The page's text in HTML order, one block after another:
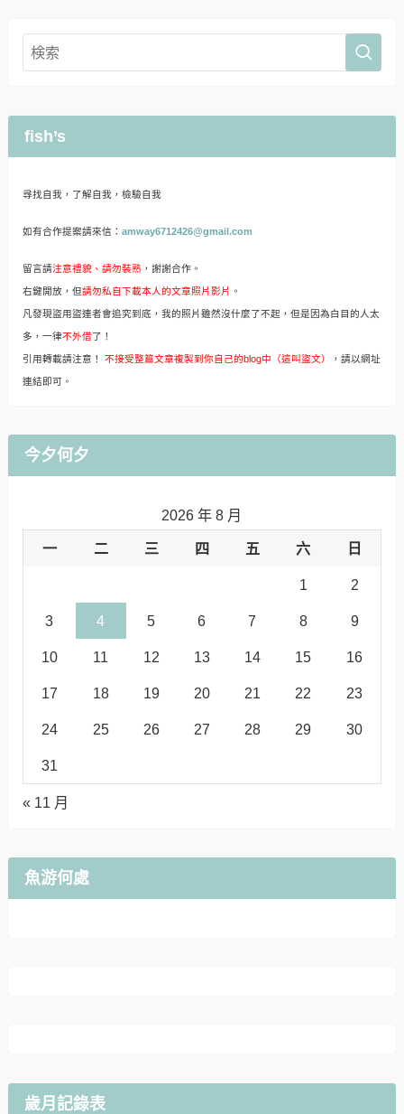
fish’s
尋找自我，了解自我，檢驗自我
如有合作提案請來信： amway6712426@gmail.com
留言請注意禮貌、請勿裝熟，謝謝合作。
右鍵開放，但請勿私自下載本人的文章照片影片 。
凡發現盜用盜連者會追究到底，我的照片雖然沒什麼了不起，但是因為白目的人太
多，一律不外借了！
引用轉載請注意！ 不接受整篇文章複製到你自己的blog中（這叫盜文） ，請以網址
連結即可。
今夕何夕
2026 年 8 月
一 二 三 四 五 六 日
1 2
3 4 5 6 7 8 9
10 11 12 13 14 15 16
17 18 19 20 21 22 23
24 25 26 27 28 29 30
31
« 11 月
魚游何處
歲月記錄表